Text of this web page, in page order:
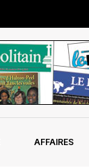
AFFAIRES